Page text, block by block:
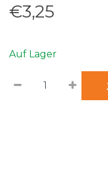
€3,25
Auf Lager